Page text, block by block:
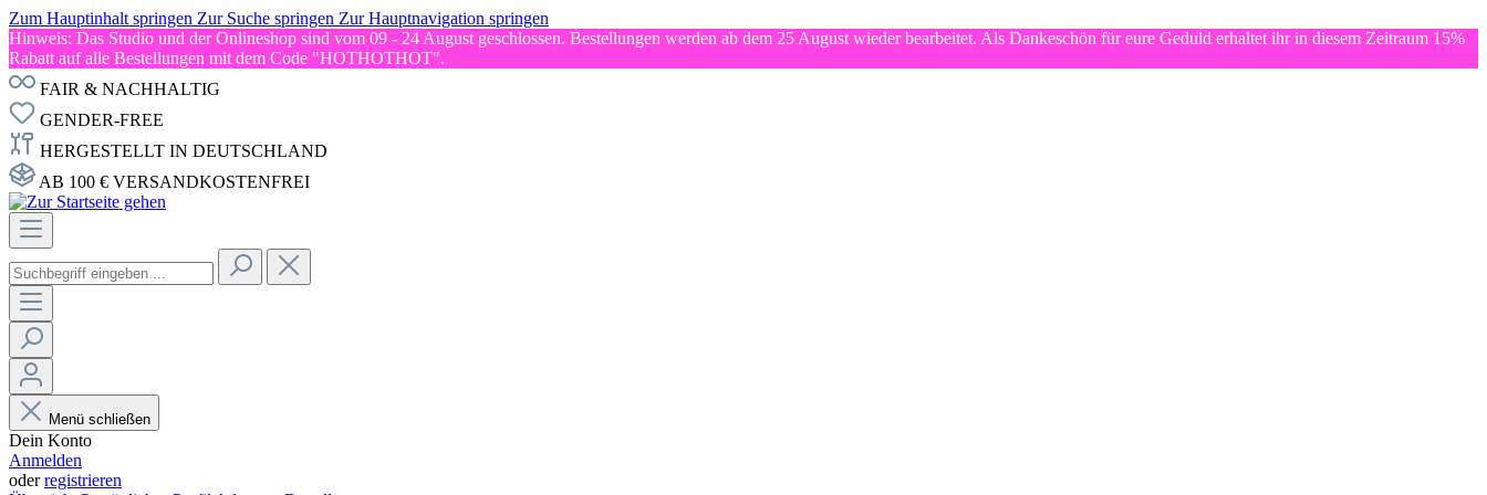
Zum Hauptinhalt springen Zur Suche springen Zur Hauptnavigation springen
Hinweis: Das Studio und der Onlineshop sind vom 09 - 24 August geschlossen. Bestellungen werden ab dem 25 August wieder bearbeitet. Als Dankeschön für eure Geduld erhaltet ihr in diesem Zeitraum 15%
Rabatt auf alle Bestellungen mit dem Code "HOTHOTHOT".
FAIR & NACHHALTIG
GENDER-FREE
HERGESTELLT IN DEUTSCHLAND
AB 100 € VERSANDKOSTENFREI
Menü schließen
Dein Konto
Anmelden
oderregistrieren